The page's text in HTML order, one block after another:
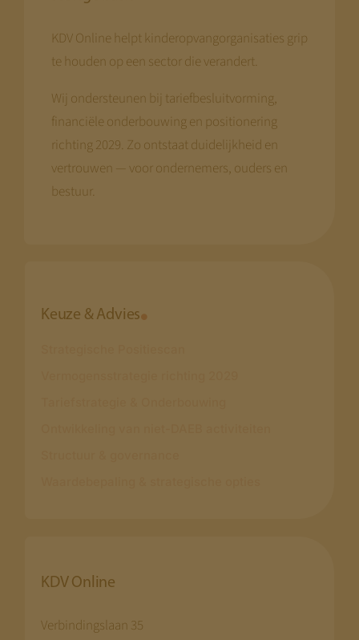
KDV Online helpt kinderopvangorganisaties grip
te houden op een sector die verandert.
Wij ondersteunen bij tariefbesluitvorming,
financiële onderbouwing en positionering
richting 2029. Zo ontstaat duidelijkheid en
vertrouwen — voor ondernemers, ouders en
bestuur.
Keuze & Advies
KDV Online
Verbindingslaan 35